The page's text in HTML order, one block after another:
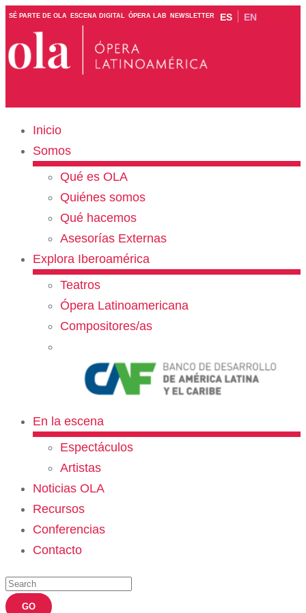
SÉ PARTE DE OLA ESCENA DIGITAL ÓPERA LAB NEWSLETTER ES EN
Inicio
Somos
Qué es OLA
Quiénes somos
Qué hacemos
Asesorías Externas
Explora Iberoamérica
Teatros
Ópera Latinoamericana
Compositores/as
En la escena
Espectáculos
Artistas
Noticias OLA
Recursos
Conferencias
Contacto